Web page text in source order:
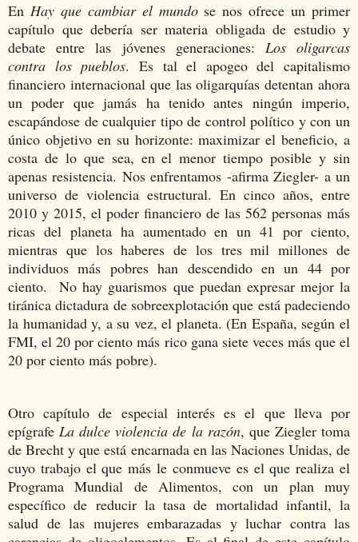
En Hay que cambiar el mundose nos ofrece un primer
capítulo que debería ser materia obligada de estudio y
debate entre las jóvenes generaciones: Los oligarcas
contra los pueblos. Es tal el apogeo del capitalismo
financiero internacional que las oligarquías detentan ahora
un poder que jamás ha tenido antes ningún imperio,
escapándose de cualquier tipo de control político y con un
único objetivo en su horizonte: maximizar el beneficio, a
costa de lo que sea, en el menor tiempo posible y sin
apenas resistencia. Nos enfrentamos -afirma Ziegler- a un
universo de violencia estructural. En cinco años, entre
2010 y 2015, el poder financiero de las 562 personas más
ricas del planeta ha aumentado en un 41 por ciento,
mientras que los haberes de los tres mil millones de
individuos más pobres han descendido en un 44 por
ciento. No hay guarismos que puedan expresar mejor la
tiránica dictadura de sobreexplotación que está padeciendo
la humanidad y, a su vez, el planeta. (En España, según el
FMI, el 20 por ciento más rico gana siete veces más que el
20 por ciento más pobre).
Otro capítulo de especial interés es el que lleva por
epígrafeLa dulce violencia de la razón, que Ziegler toma
de Brecht y que está encarnada en las Naciones Unidas, de
cuyo trabajo el que más le conmueve es el que realiza el
Programa Mundial de Alimentos, con un plan muy
específico de reducir la tasa de mortalidad infantil, la
salud de las mujeres embarazadas y luchar contra las